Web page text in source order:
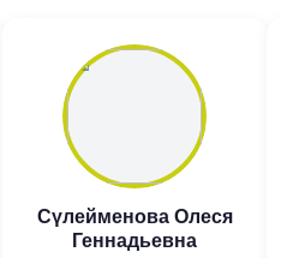
Сүлейменова Олеся
Геннадьевна